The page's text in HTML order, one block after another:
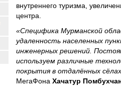
внутреннего туризма,
центра.
«Специфика Мурманской
удаленность населенных
инженерных решений.
используем различные
покрытия в отдалённых
МегаФона Хачатур